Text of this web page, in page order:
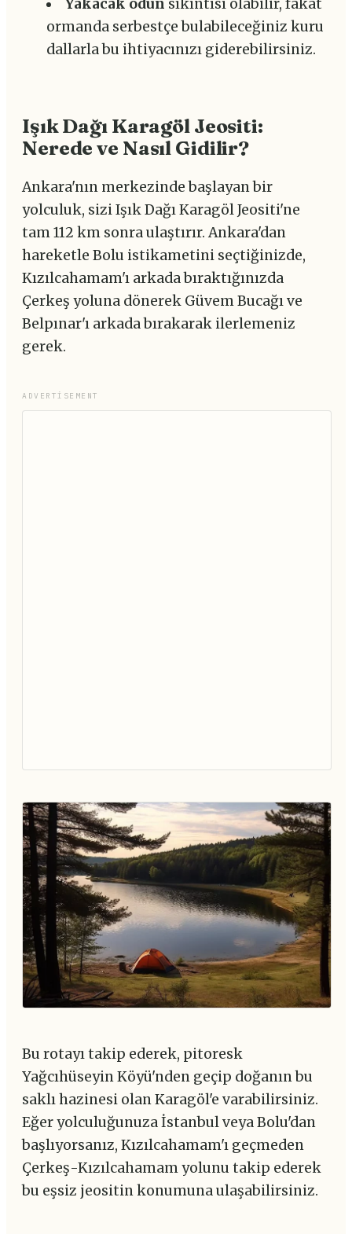
Yakacak odun sıkıntısı olabilir, fakat
ormanda serbestçe bulabileceğiniz kuru
dallarla bu ihtiyacınızı giderebilirsiniz.
Işık Dağı Karagöl Jeositi:
Nerede ve Nasıl Gidilir?
Ankara'nın merkezinde başlayan bir
yolculuk, sizi Işık Dağı Karagöl Jeositi'ne
tam 112 km sonra ulaştırır. Ankara'dan
hareketle Bolu istikametini seçtiğinizde,
Kızılcahamam'ı arkada bıraktığınızda
Çerkeş yoluna dönerek Güvem Bucağı ve
Belpınar'ı arkada bırakarak ilerlemeniz
gerek.
ADVERTISEMENT
Bu rotayı takip ederek, pitoresk
Yağcıhüseyin Köyü'nden geçip doğanın bu
saklı hazinesi olan Karagöl'e varabilirsiniz.
Eğer yolculuğunuza İstanbul veya Bolu'dan
başlıyorsanız, Kızılcahamam'ı geçmeden
Çerkeş-Kızılcahamam yolunu takip ederek
bu eşsiz jeositin konumuna ulaşabilirsiniz.